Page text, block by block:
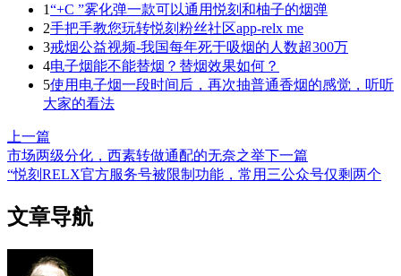
1“+C ”雾化弹一款可以通用悦刻和柚子的烟弹
2手把手教您玩转悦刻粉丝社区app-relx me
3戒烟公益视频-我国每年死于吸烟的人数超300万
4电子烟能不能替烟？替烟效果如何？
5使用电子烟一段时间后，再次抽普通香烟的感觉，听听
大家的看法
上一篇
市场两级分化，西素转做通配的无奈之举下一篇
“悦刻RELX官方服务号被限制功能，常用三公众号仅剩两个
文章导航